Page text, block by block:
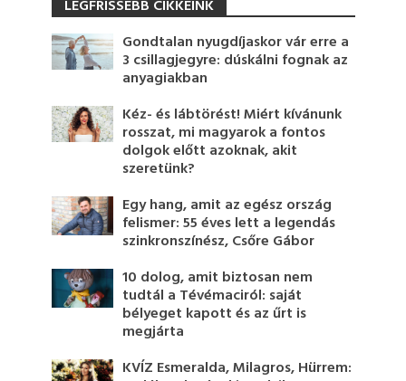
LEGFRISSEBB CIKKEINK
Gondtalan nyugdíjaskor vár erre a
3 csillagjegyre: dúskálni fognak az
anyagiakban
Kéz- és lábtörést! Miért kívánunk
rosszat, mi magyarok a fontos
dolgok előtt azoknak, akit
szeretünk?
Egy hang, amit az egész ország
felismer: 55 éves lett a legendás
szinkronszínész, Csőre Gábor
10 dolog, amit biztosan nem
tudtál a Tévémaciról: saját
bélyeget kapott és az űrt is
megjárta
KVÍZ Esmeralda, Milagros, Hürrem: